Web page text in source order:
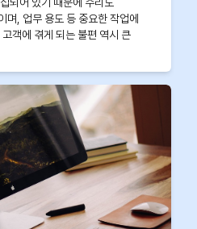
며, 업무 용도 등 중요한 작업에
객에 겪게 되는 불편 역시 큰